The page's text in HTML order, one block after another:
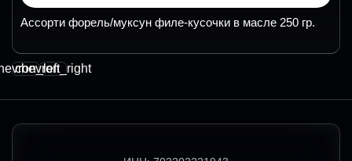
Ассорти форель/муксун филе-кусочки в масле 250 гр.
chevron_right